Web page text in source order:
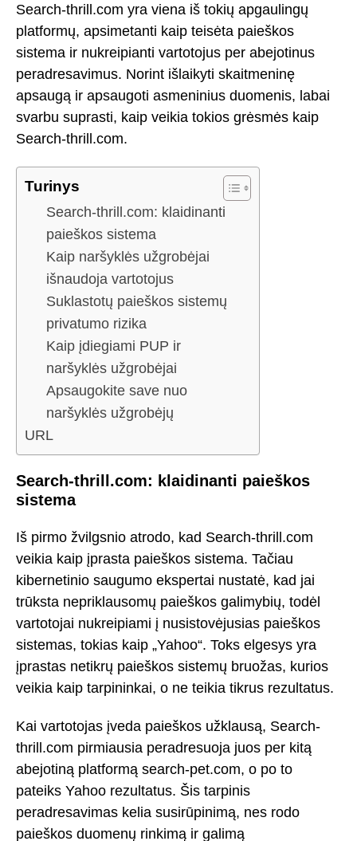
Search-thrill.com yra viena iš tokių apgaulingų
platformų, apsimetanti kaip teisėta paieškos
sistema ir nukreipianti vartotojus per abejotinus
peradresavimus. Norint išlaikyti skaitmeninę
apsaugą ir apsaugoti asmeninius duomenis, labai
svarbu suprasti, kaip veikia tokios grėsmės kaip
Search-thrill.com.
Turinys
Search-thrill.com: klaidinanti
paieškos sistema
Kaip naršyklės užgrobėjai
išnaudoja vartotojus
Suklastotų paieškos sistemų
privatumo rizika
Kaip įdiegiami PUP ir
naršyklės užgrobėjai
Apsaugokite save nuo
naršyklės užgrobėjų
URL
Search-thrill.com: klaidinanti paieškos
sistema
Iš pirmo žvilgsnio atrodo, kad Search-thrill.com
veikia kaip įprasta paieškos sistema. Tačiau
kibernetinio saugumo ekspertai nustatė, kad jai
trūksta nepriklausomų paieškos galimybių, todėl
vartotojai nukreipiami į nusistovėjusias paieškos
sistemas, tokias kaip „Yahoo“. Toks elgesys yra
įprastas netikrų paieškos sistemų bruožas, kurios
veikia kaip tarpininkai, o ne teikia tikrus rezultatus.
Kai vartotojas įveda paieškos užklausą, Search-
thrill.com pirmiausia peradresuoja juos per kitą
abejotiną platformą search-pet.com, o po to
pateiks Yahoo rezultatus. Šis tarpinis
peradresavimas kelia susirūpinimą, nes rodo
paieškos duomenų rinkimą ir galimą